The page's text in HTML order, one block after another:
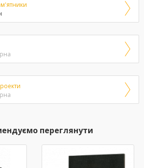
переглянути